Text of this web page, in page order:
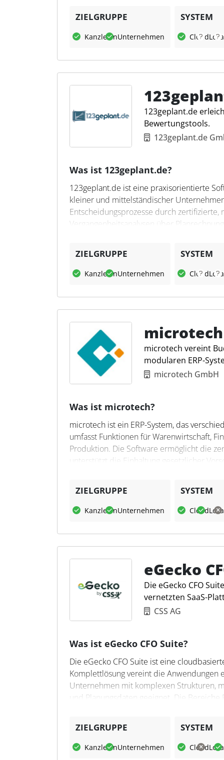
Cockpit. Es ermöglicht eine einfache
kontool die Grundlage für fundierte
ZIELGRUPPE
KanzleienUnternehmen
SYSTEM
Cloud
123geplant.de
Bewertungstools.
123geplant.de
Was ist 123geplant.de?
123geplant.de ist eine praxisorientierte
kleiner und mittelständischer
Entscheidungsprozesse durch
Vergangenheitsanalysen über
reichen. Die Nutzer profitieren von einem
Einsparung von Hardware- und
gespeichert sind.
Was kann 123geplant.de?
123geplant.de ermöglicht eine
neuesten digitalen Technologie basiert.
präsentation, integrierte
Mehrbenutzer- und Mandantenfähigkeit
Unternehmensstrukturen. Die
zertifizierten deutschen Rechenzentrum
Verbindung. Diese Aspekte sind
ZIELGRUPPE
KanzleienUnternehmen
SYSTEM
Cloud
microtech
microtech vereint
modularen ERP-
microtech GmbH
Was ist microtech?
microtech ist ein ERP-System, das
umfasst Funktionen für Warenwirtschaft,
Produktion. Die Software ermöglicht die
unterstützt die Einhaltung gesetzlicher
ermöglicht die Erstellung von Buchungen,
ermöglicht die Integration externer
Mandantenfähigkeit und Mehrsprachigkeit
ZIELGRUPPE
KanzleienUnternehmen
SYSTEM
Cloud
eGecko
Die eGecko CFO
vernetzten SaaS-
CSS AG
Was ist eGecko CFO Suite?
Die eGecko CFO Suite ist eine
Komplettlösung vereint die Anwendungen
Unternehmen mit komplexen Strukturen,
und Planungsdaten geeignet. Die
Unternehmenssteuerung sind auf einer
Was kann die eGecko CFO
Die CFO Suite unterstützt das
ZIELGRUPPE
KanzleienUnternehmen
SYSTEM
Cloud